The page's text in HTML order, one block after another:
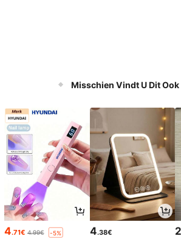
Misschien Vindt U Dit Ook
4.71€ 4.99€ -5% 4.38€ 2